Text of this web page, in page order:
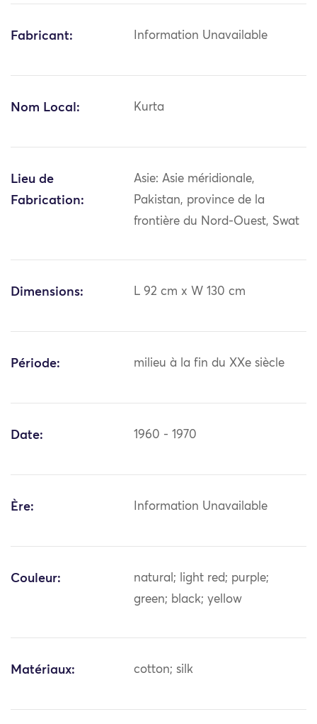
Fabricant: Information Unavailable
Nom Local: Kurta
Lieu de
Fabrication:
Asie: Asie méridionale,
Pakistan, province de la
frontière du Nord-Ouest, Swat
Dimensions: L 92 cm x W 130 cm
Période: milieu à la fin du XXe siècle
Date: 1960 - 1970
Ère: Information Unavailable
Couleur:
natural; light red; purple;
green; black; yellow
Matériaux: cotton; silk